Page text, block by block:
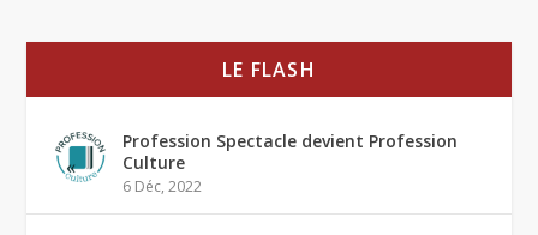
LE FLASH
Profession Spectacle devient Profession
Culture
6 Déc, 2022